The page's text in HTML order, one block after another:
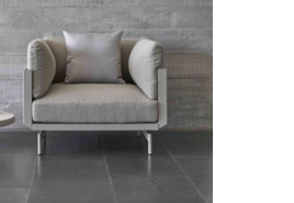
ONDE